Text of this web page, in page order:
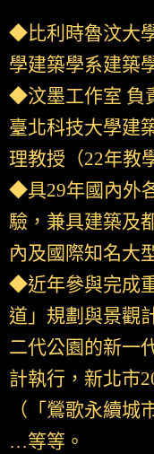
◆比利時魯汶大
學建築學系建築
◆汶墨工作室 負
臺北科技大學建
理教授（22年教
◆具29年國內外
驗，兼具建築及
內及國際知名大
◆近年參與完成
道」規劃與景觀
二代公園的新一
計執行，新北市
（「鶯歌永續城
…等等。